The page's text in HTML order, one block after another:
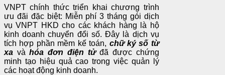
VNPT chính thức triển khai chương trình
ưu đãi đặc biệt: Miễn phí 3 tháng gói dịch
vụ VNPT HKD cho các khách hàng là hộ
kinh doanh chuyển đổi số. Đây là dịch vụ
tích hợp phần mềm kế toán, chữ ký số từ
xa vàhóa đơn điện tửđã được chứng
minh tạo hiệu quả cao trong việc quản lý
các hoạt động kinh doanh.